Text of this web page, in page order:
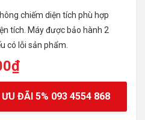
chiếm diện tích phù hợp
tích. Máy được bảo hành 2
có lỗi sản phẩm.
₫
ĐÃI 5% 093 4554 868